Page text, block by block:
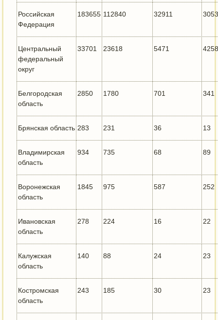
Российская
Федерация
183655 112840 32911
Центральный
федеральный
округ
33701 23618 5471
Белгородская
область
2850 1780 701 341
Брянская область 283 231 36 13
Владимирская
область
934 735 68 89
Воронежская
область
1845 975 587 252
Ивановская
область
278 224 16 22
Калужская
область
140 88 24 23
Костромская
область
243 185 30 23